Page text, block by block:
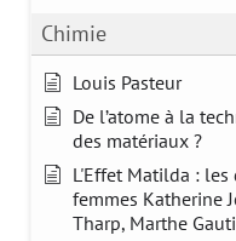
Chimie
Louis Pasteur
De l’atome à la
des matériaux ?
L'Effet Matilda :
femmes Katherine
Tharp, Marthe